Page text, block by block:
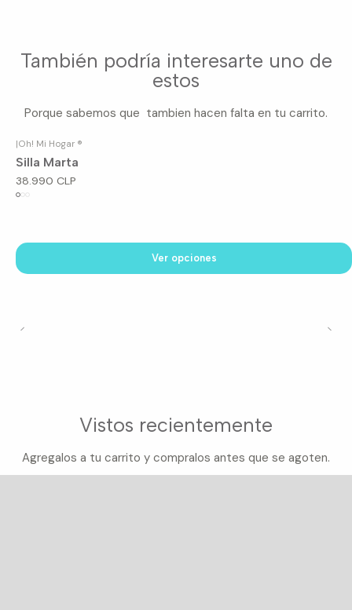
También podría interesarte uno de
estos
Porque sabemos que tambien hacen falta en tu carrito.
|Oh! Mi Hogar ®
Silla Marta
38.990 CLP
Ver opciones
Vistos recientemente
Agregalos a tu carrito y compralos antes que se agoten.